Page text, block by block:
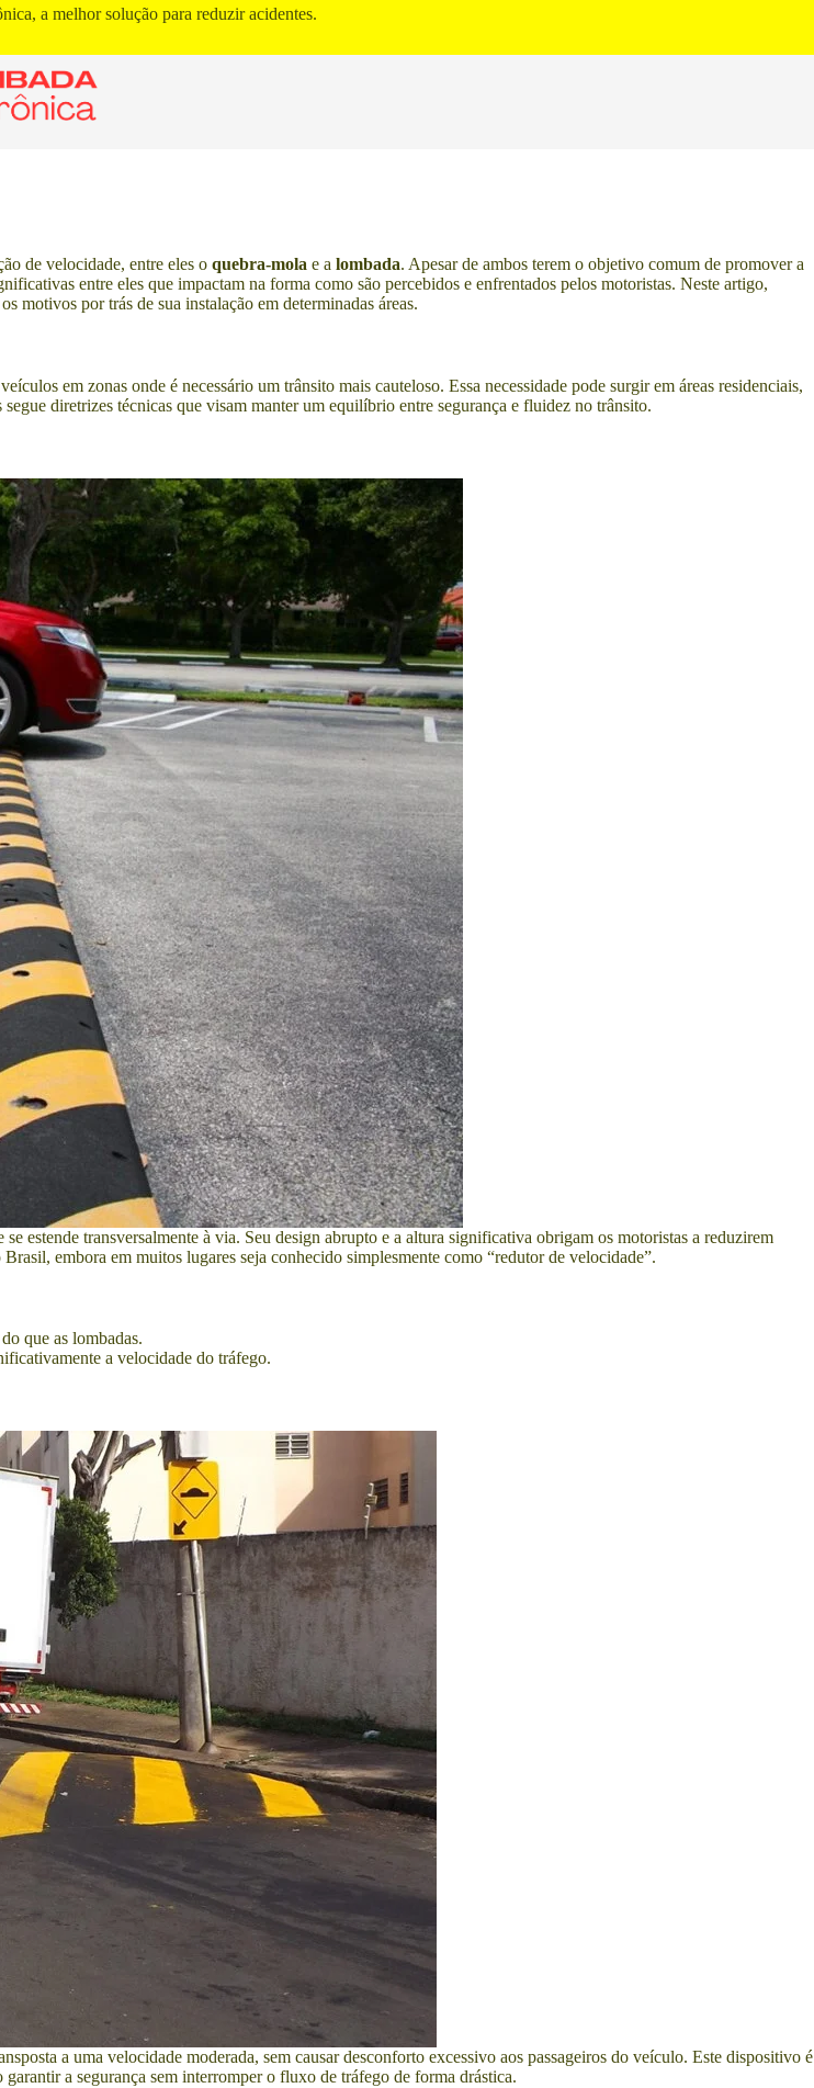
a melhor solução para reduzir acidentes.
de velocidade, entre eles o quebra-mola e a lombada. Apesar de ambos terem o objetivo comum de promover a
entre eles que impactam na forma como são percebidos e enfrentados pelos motoristas. Neste artigo,
motivos por trás de sua instalação em determinadas áreas.
em zonas onde é necessário um trânsito mais cauteloso. Essa necessidade pode surgir em áreas residenciais,
diretrizes técnicas que visam manter um equilíbrio entre segurança e fluidez no trânsito.
estende transversalmente à via. Seu design abrupto e a altura significativa obrigam os motoristas a reduzirem
embora em muitos lugares seja conhecido simplesmente como “redutor de velocidade”.
que as lombadas.
a velocidade do tráfego.
a uma velocidade moderada, sem causar desconforto excessivo aos passageiros do veículo. Este dispositivo é
a segurança sem interromper o fluxo de tráfego de forma drástica.